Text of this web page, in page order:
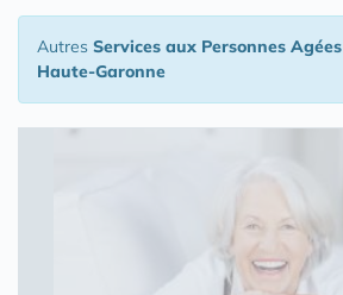
Autres Services aux Personnes Agées
Haute-Garonne